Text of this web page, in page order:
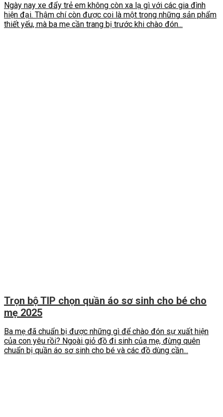
Ngày nay xe đẩy trẻ em không còn xa lạ gì với các gia đình
hiện đại. Thậm chí còn được coi là một trong những sản phẩm
thiết yếu, mà ba mẹ cần trang bị trước khi chào đón...
Trọn bộ TIP chọn quần áo sơ sinh cho bé cho
mẹ 2025
Ba mẹ đã chuẩn bị được những gì để chào đón sự xuất hiện
của con yêu rồi? Ngoài giỏ đồ đi sinh của mẹ, đừng quên
chuẩn bị quần áo sơ sinh cho bé và các đồ dùng cần...